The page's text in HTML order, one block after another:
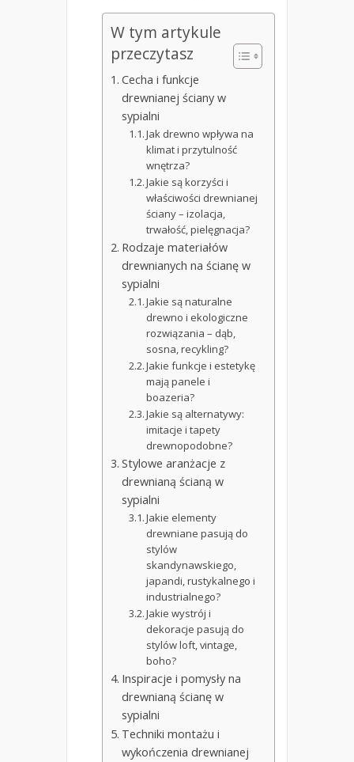
W tym artykule
przeczytasz
Cecha i funkcje
drewnianej ściany w
sypialni
Jak drewno wpływa na
klimat i przytulność
wnętrza?
Jakie są korzyści i
właściwości drewnianej
ściany – izolacja,
trwałość, pielęgnacja?
Rodzaje materiałów
drewnianych na ścianę w
sypialni
Jakie są naturalne
drewno i ekologiczne
rozwiązania – dąb,
sosna, recykling?
Jakie funkcje i estetykę
mają panele i
boazeria?
Jakie są alternatywy:
imitacje i tapety
drewnopodobne?
Stylowe aranżacje z
drewnianą ścianą w
sypialni
Jakie elementy
drewniane pasują do
stylów
skandynawskiego,
japandi, rustykalnego i
industrialnego?
Jakie wystrój i
dekoracje pasują do
stylów loft, vintage,
boho?
Inspiracje i pomysły na
drewnianą ścianę w
sypialni
Techniki montażu i
wykończenia drewnianej